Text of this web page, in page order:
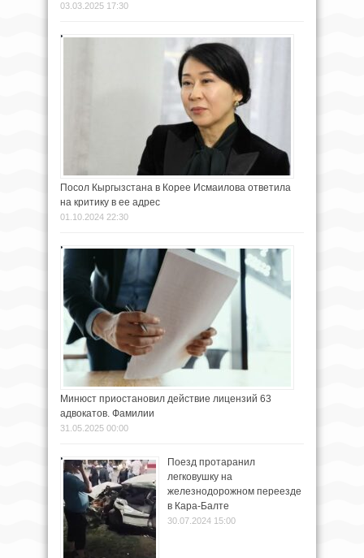
03.03.2025 17:30
Посол Кыргызстана в Корее Исмаилова ответила
на критику в ее адрес
01.10.2024 22:30
Минюст приостановил действие лицензий 63
адвокатов. Фамилии
31.05.2025 00:00
Поезд протаранил
легковушку на
железнодорожном переезде
в Кара-Балте
30.07.2024 15:00